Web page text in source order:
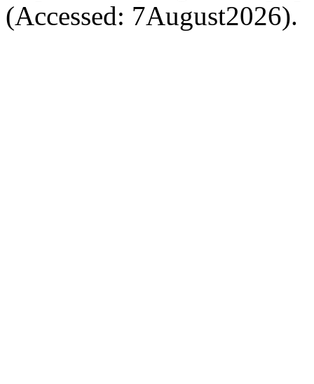
(Accessed: 7August2026).